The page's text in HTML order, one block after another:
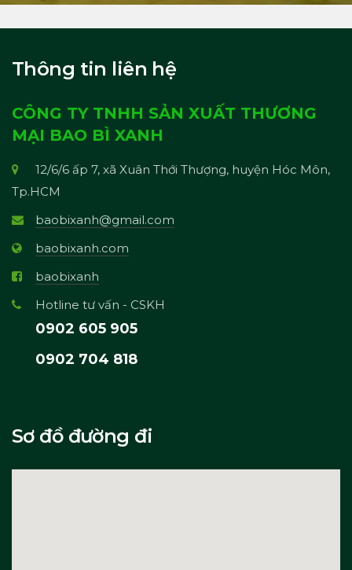
Thông tin liên hệ
CÔNG TY TNHH SẢN XUẤT THƯƠNG
MẠI BAO BÌ XANH
12/6/6 ấp 7, xã Xuân Thới Thượng, huyện Hóc Môn,
Tp.HCM
baobixanh@gmail.com
baobixanh.com
baobixanh
Hotline tư vấn - CSKH
0902 605 905
0902 704 818
Sơ đồ đường đi